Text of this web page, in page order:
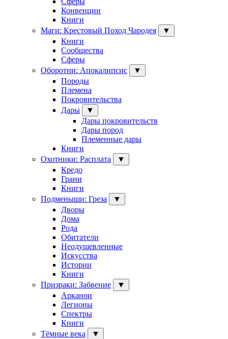
Конвенции
Книги
Маги: Крестовый Поход Чародея
▼
Книги
Сообщества
Сферы
Оборотни: Апокалипсис
▼
Породы
Племена
Покровительства
Дары
▼
Дары покровительств
Дары пород
Племенные дары
Книги
Охотники: Расплата
▼
Кредо
Грани
Книги
Подменыши: Греза
▼
Дворы
Дома
Рода
Обитатели
Неодушевленные
Искусства
Истории
Книги
Призраки: Забвение
▼
Арканои
Легионы
Спектры
Книги
Тёмные века
▼